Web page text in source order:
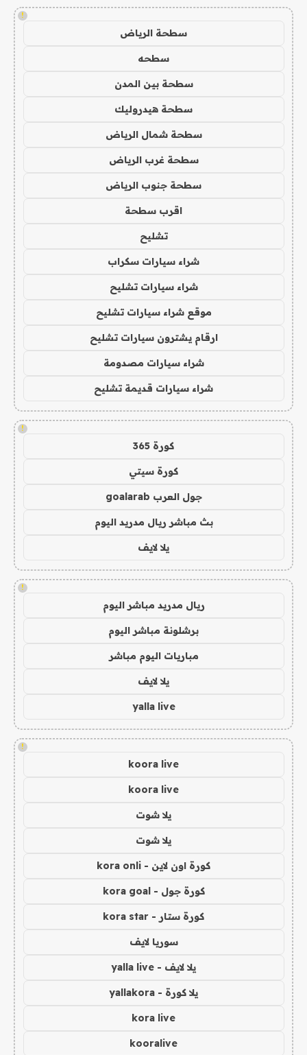
!
سطحة الرياض
سطحه
سطحة بين المدن
سطحة هيدروليك
سطحة شمال الرياض
سطحة غرب الرياض
سطحة جنوب الرياض
اقرب سطحة
تشليح
شراء سيارات سكراب
شراء سيارات تشليح
موقع شراء سيارات تشليح
ارقام يشترون سيارات تشليح
شراء سيارات مصدومة
شراء سيارات قديمة تشليح
!
كورة 365
كورة سيتي
جول العرب goalarab
بث مباشر ريال مدريد اليوم
يلا لايف
!
ريال مدريد مباشر اليوم
برشلونة مباشر اليوم
مباريات اليوم مباشر
يلا لايف
yalla live
!
koora live
koora live
يلا شوت
يلا شوت
كورة اون لاين - kora onli
كورة جول - kora goal
كورة ستار - kora star
سوريا لايف
يلا لايف - yalla live
يلا كورة - yallakora
kora live
kooralive